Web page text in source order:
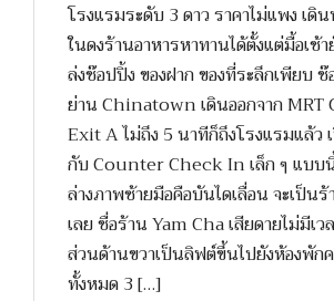
โรงแรมระดับ 3 ดาว ราคาไม่แพง เดิ
ในดงร้านอาหารหาทานได้ตั้งแต่มื้อเช้
ล่งช๊อปปิ้ง ของฝาก ของที่ระลึกเพียบ
ย่าน Chinatown เดินออกจาก
Exit A ไม่ถึง 5 นาทีก็ถึงโรงแรมแล้ว
กับ Counter Check In เล็ก ๆ แบบ
ล่างภาพซ้ายมือคือบันไดเลื่อน จะเป็น
เลย ชื่อร้าน Yam Cha เสียดายไม่มีเว
ส่วนด้านขวาเป็นลิฟต์ขึ้นไปยังห้องพัก
ทั้งหมด 3 […]